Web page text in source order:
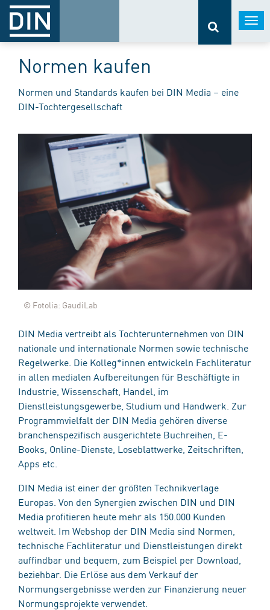
Normen kaufen
Normen und Standards kaufen bei DIN Media – eine
DIN-Tochtergesellschaft
© Fotolia: GaudiLab
DIN Media vertreibt als Tochterunternehmen von DIN
nationale und internationale Normen sowie technische
Regelwerke. Die Kolleg*innen entwickeln Fachliteratur
in allen medialen Aufbereitungen für Beschäftigte in
Industrie, Wissenschaft, Handel, im
Dienstleistungsgewerbe, Studium und Handwerk. Zur
Programmvielfalt der DIN Media gehören diverse
branchenspezifisch ausgerichtete Buchreihen, E-
Books, Online-Dienste, Loseblattwerke, Zeitschriften,
Apps etc.
DIN Media ist einer der größten Technikverlage
Europas. Von den Synergien zwischen DIN und DIN
Media profitieren heute mehr als 150.000 Kunden
weltweit. Im Webshop der DIN Media sind Normen,
technische Fachliteratur und Dienstleistungen direkt
auffindbar und bequem, zum Beispiel per Download,
beziehbar. Die Erlöse aus dem Verkauf der
Normungsergebnisse werden zur Finanzierung neuer
Normungsprojekte verwendet.